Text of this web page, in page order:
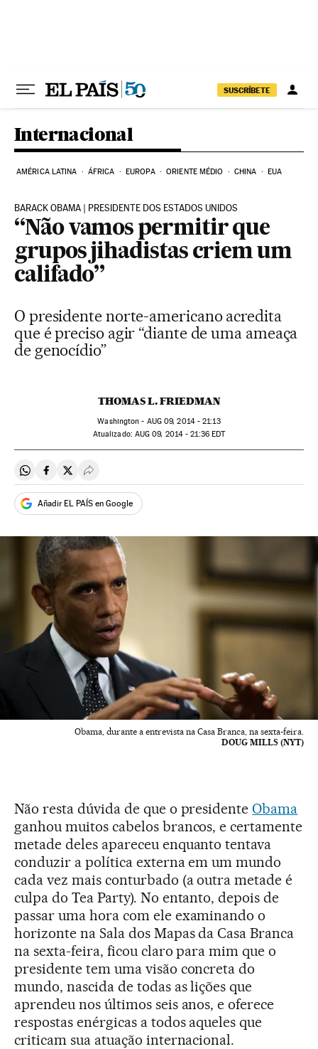
SUSCRÍBETE
Internacional
AMÉRICA LATINA ÁFRICA EUROPA ORIENTE MÉDIO CHINA EUA
BARACK OBAMA | PRESIDENTE DOS ESTADOS UNIDOS
“Não vamos permitir que
grupos jihadistas criem um
califado”
O presidente norte-americano acredita
que é preciso agir “diante de uma ameaça
de genocídio”
THOMAS L. FRIEDMAN
Washington - AUG09, 2014 - 21:13
atualizado: AUG 09, 2014 - 21:36EDT
Compartir en Whatsapp
Compartir en Facebook
Compartir en Twitter
Desplegar Redes Sociales
Añadir EL PAÍS en Google
Obama, durante a entrevista na Casa Branca, na sexta-feira.
DOUG MILLS (NYT)
Não resta dúvida de que o presidente Obama
ganhou muitos cabelos brancos, e certamente
metade deles apareceu enquanto tentava
conduzir a política externa em um mundo
cada vez mais conturbado (a outra metade é
culpa do Tea Party). No entanto, depois de
passar uma hora com ele examinando o
horizonte na Sala dos Mapas da Casa Branca
na sexta-feira, ficou claro para mim que o
presidente tem uma visão concreta do
mundo, nascida de todas as lições que
aprendeu nos últimos seis anos, e oferece
respostas enérgicas a todos aqueles que
criticam sua atuação internacional.